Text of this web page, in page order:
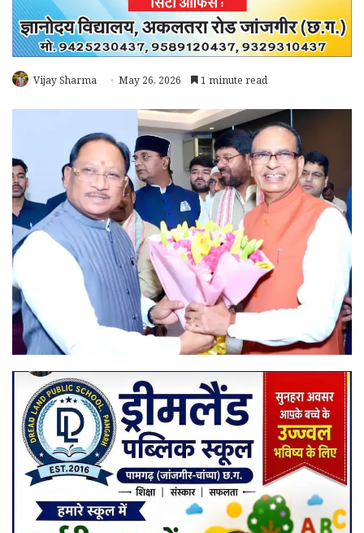
Vijay Sharma May 26, 2026 1 minute read